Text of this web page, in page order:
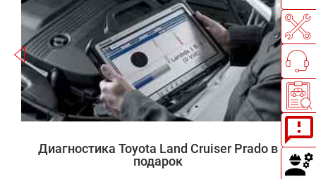
Диагностика Toyota Land Cruiser Prado в
подарок